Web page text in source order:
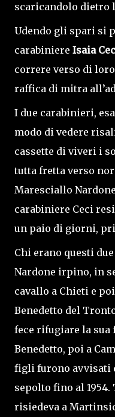
scaricandolo dietro
Udendo gli spari si
carabiniere Isaia
correre verso di
raffica di mitra
I due carabinieri,
modo di vedere
cassette di viveri i
tutta fretta verso
Maresciallo
carabiniere Ceci
un paio di giorni,
Chi erano questi
Nardone irpino, in
cavallo a Chieti e
Benedetto del
fece rifugiare la sua
Benedetto, poi a
figli furono avvisati
sepolto fino al
risiedeva a